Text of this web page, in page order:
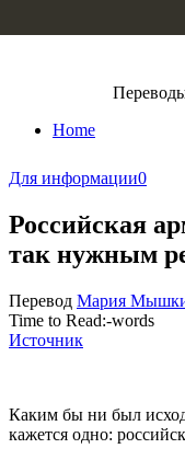
Home
Для информации0
Российская
так нужным
Перевод Мария
Time to Read:-words
Источник
Каким бы ни был
кажется одно: